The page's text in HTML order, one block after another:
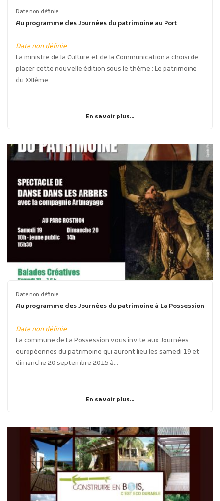
Date non définie
Au programme des Journées du patrimoine au Port
Date non définie
La ministre de la Culture et de la Communication a choisi de
placer cette nouvelle édition sous le thème : Le patrimoine
du XXIème...
En savoir plus...
Date non définie
Au programme des Journées du patrimoine à La Possession
Date non définie
La commune de La Possession vous invite aux Journées
européennes du patrimoine qui auront lieu les samedi 19 et
dimanche 20 septembre 2015 à...
En savoir plus...